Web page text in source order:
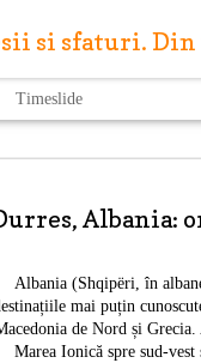
Albania:
Albania (Shqipëri, în
mai puțin
de Nord și
Marea Ionică spre sud-
si sfaturi.
Timeslide